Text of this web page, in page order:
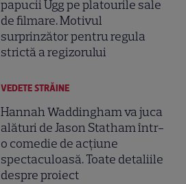
papucii Ugg pe platourile sale
de filmare. Motivul
surprinzător pentru regula
strictă a regizorului
VEDETE STRĂINE
Hannah Waddingham va juca
alături de Jason Statham într-
o comedie de acțiune
spectaculoasă. Toate detaliile
despre proiect